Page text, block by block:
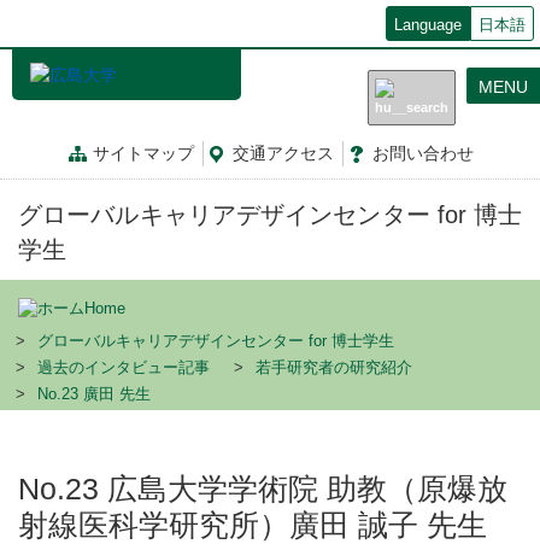
Language 日本語
サイトマップ 交通アクセス お問い合わせ
MENU
グローバルキャリアデザインセンター for 博士
学生
Home
グローバルキャリアデザインセンター for 博士学生
過去のインタビュー記事
若手研究者の研究紹介
No.23 廣田 先生
No.23 広島大学学術院 助教（原爆放
射線医科学研究所）廣田 誠子 先生